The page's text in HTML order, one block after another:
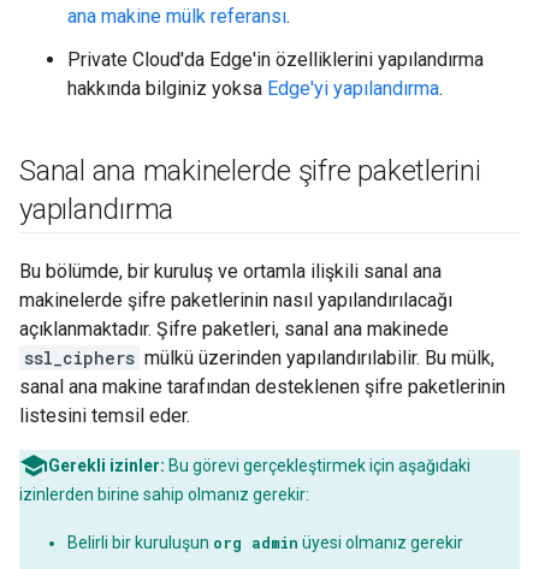
ana makine mülk referansı.
Private Cloud'da Edge'in özelliklerini yapılandırma
hakkında bilginiz yoksa Edge'yi yapılandırma.
Sanal ana makinelerde şifre paketlerini
yapılandırma
Bu bölümde, bir kuruluş ve ortamla ilişkili sanal ana
makinelerde şifre paketlerinin nasıl yapılandırılacağı
açıklanmaktadır. Şifre paketleri, sanal ana makinede
ssl_ciphers mülkü üzerinden yapılandırılabilir. Bu mülk,
sanal ana makine tarafından desteklenen şifre paketlerinin
listesini temsil eder.
Gerekli izinler: Bu görevi gerçekleştirmek için aşağıdaki
izinlerden birine sahip olmanız gerekir:
Belirli bir kuruluşun org admin üyesi olmanız gerekir